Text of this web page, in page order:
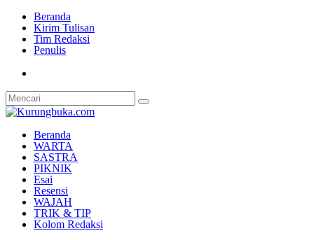
Beranda
Kirim Tulisan
Tim Redaksi
Penulis
Beranda
WARTA
SASTRA
PIKNIK
Esai
Resensi
WAJAH
TRIK & TIP
Kolom Redaksi